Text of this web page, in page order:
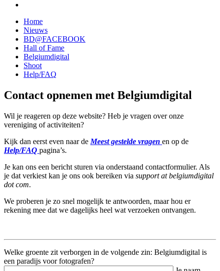
Home
Nieuws
BD@FACEBOOK
Hall of Fame
Belgiumdigital
Shoot
Help/FAQ
Contact opnemen met Belgiumdigital
Wil je reageren op deze website? Heb je vragen over onze
vereniging of activiteiten?
Kijk dan eerst even naar de Meest gestelde vragen en op de
Help/FAQ pagina’s.
Je kan ons een bericht sturen via onderstaand contactformulier. Als
je dat verkiest kan je ons ook bereiken via support at belgiumdigital
dot com.
We proberen je zo snel mogelijk te antwoorden, maar hou er
rekening mee dat we dagelijks heel wat verzoeken ontvangen.
Welke groente zit verborgen in de volgende zin: Belgiumdigital is
een paradijs voor fotografen?